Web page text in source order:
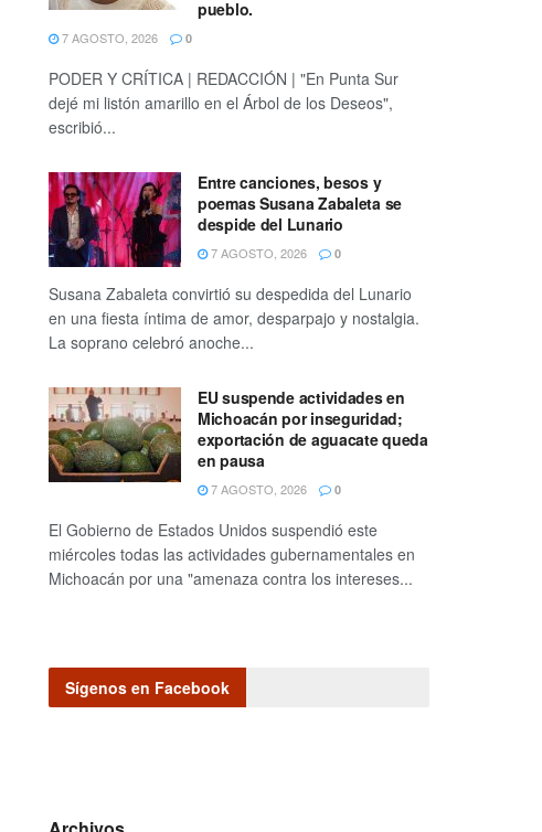
pueblo.
7 AGOSTO, 2026 0
PODER Y CRÍTICA | REDACCIÓN | "En Punta Sur
dejé mi listón amarillo en el Árbol de los Deseos",
escribió...
Entre canciones, besos y
poemas Susana Zabaleta se
despide del Lunario
7 AGOSTO, 2026 0
Susana Zabaleta convirtió su despedida del Lunario
en una fiesta íntima de amor, desparpajo y nostalgia.
La soprano celebró anoche...
EU suspende actividades en
Michoacán por inseguridad;
exportación de aguacate queda
en pausa
7 AGOSTO, 2026 0
El Gobierno de Estados Unidos suspendió este
miércoles todas las actividades gubernamentales en
Michoacán por una "amenaza contra los intereses...
Sígenos en Facebook